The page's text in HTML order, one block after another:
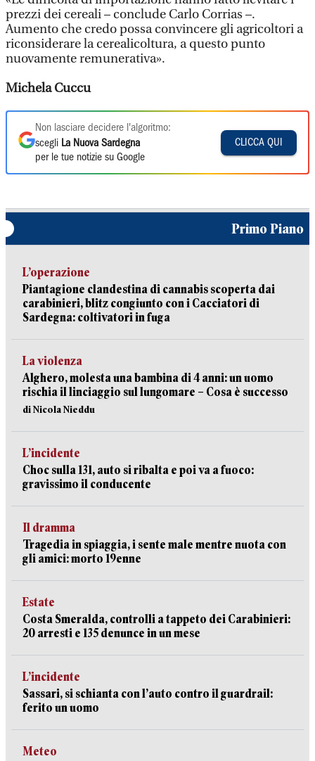
prezzi dei cereali – conclude Carlo Corrias –.
Aumento che credo possa convincere gli agricoltori a
riconsiderare la cerealicoltura, a questo punto
nuovamente remunerativa».
Michela Cuccu
Non lasciare decidere l'algoritmo:
scegli La Nuova Sardegna
per le tue notizie su Google
CLICCA QUI
Primo Piano
L’operazione
Piantagione clandestina di cannabis scoperta dai
carabinieri, blitz congiunto con i Cacciatori di
Sardegna: coltivatori in fuga
La violenza
Alghero, molesta una bambina di 4 anni: un uomo
rischia il linciaggio sul lungomare – Cosa è successo
di Nicola Nieddu
L’incidente
Choc sulla 131, auto si ribalta e poi va a fuoco:
gravissimo il conducente
Il dramma
Tragedia in spiaggia, i sente male mentre nuota con
gli amici: morto 19enne
Estate
Costa Smeralda, controlli a tappeto dei Carabinieri:
20 arresti e 135 denunce in un mese
L’incidente
Sassari, si schianta con l’auto contro il guardrail:
ferito un uomo
Meteo